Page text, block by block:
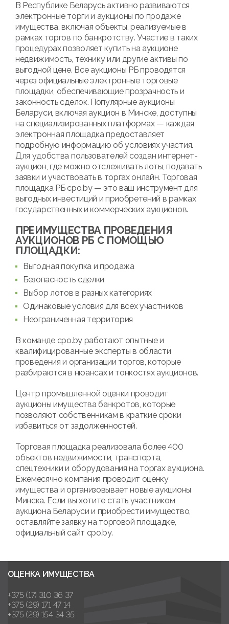
В Республике Беларусь активно развиваются
электронные торги и аукционы по продаже
имущества, включая объекты, реализуемые в
рамках торгов по банкротству. Участие в таких
процедурах позволяет купить на аукционе
недвижимость, технику или другие активы по
выгодной цене. Все аукционы РБ проводятся
через официальные электронные торговые
площадки, обеспечивающие прозрачность и
законность сделок. Популярные аукционы
Беларуси, включая аукцион в Минске, доступны
на специализированных платформах — каждая
электронная площадка предоставляет
подробную информацию об условиях участия.
Для удобства пользователей создан интернет-
аукцион, где можно отслеживать лоты, подавать
заявки и участвовать в торгах онлайн. Торговая
площадка РБ cpo.by — это ваш инструмент для
выгодных инвестиций и приобретений в рамках
государственных и коммерческих аукционов.
ПРЕИМУЩЕСТВА ПРОВЕДЕНИЯ
АУКЦИОНОВ РБ С ПОМОЩЬЮ
ПЛОЩАДКИ:
Выгодная покупка и продажа
Безопасность сделки
Выбор лотов в разных категориях
Одинаковые условия для всех участников
Неограниченная территория
В команде cpo.by работают опытные и
квалифицированные эксперты в области
проведения и организации торгов, которые
разбираются в нюансах и тонкостях аукционов.
Центр промышленной оценки проводит
аукционы имущества банкротов, которые
позволяют собственникам в краткие сроки
избавиться от задолженностей.
Торговая площадка реализовала более 400
объектов недвижимости, транспорта,
спецтехники и оборудования на торгах аукциона.
Ежемесячно компания проводит оценку
имущества и организовывает новые аукционы
Минска. Если вы хотите стать участником
аукциона Беларуси и приобрести имущество,
оставляйте заявку на торговой площадке,
официальный сайт cpo.by.
ОЦЕНКА ИМУЩЕСТВА
+375 (17) 310 36 37
+375 (29) 171 47 14
+375 (29) 154 34 35